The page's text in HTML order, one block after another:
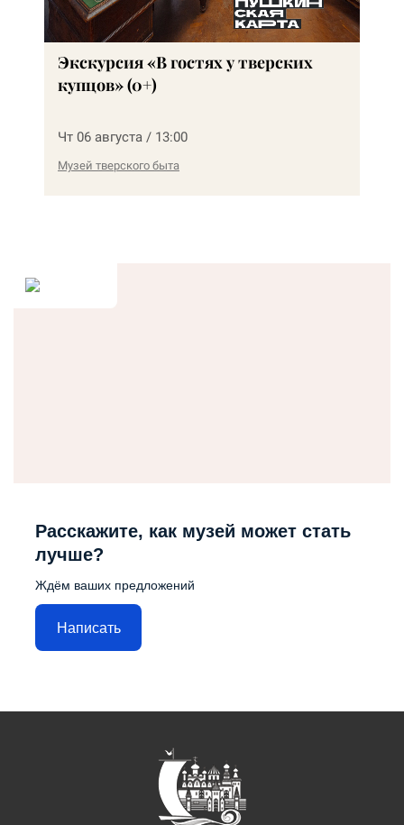
Экскурсия «В гостях у тверских
купцов» (0+)
Чт 06 августа / 13:00
Музей тверского быта
Расскажите, как музей может стать
лучше?
Ждём ваших предложений
Написать